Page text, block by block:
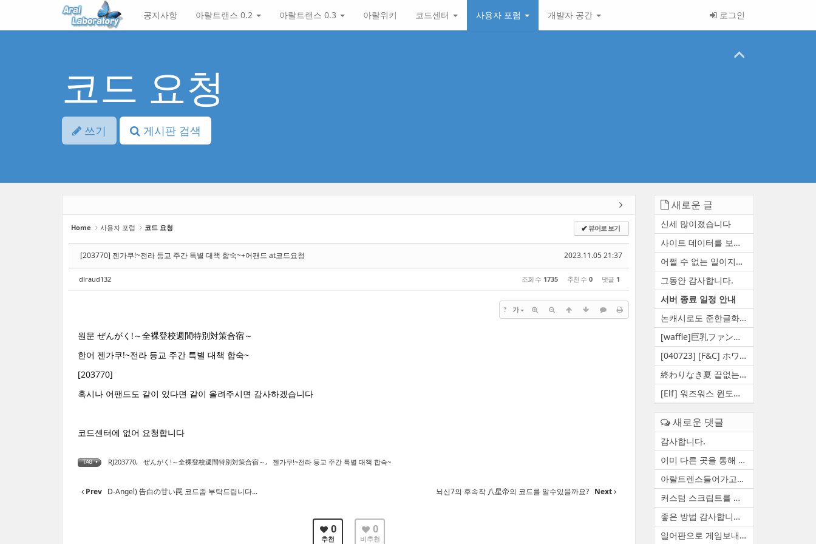
바
메
뉴
토
공지사항 아랄트랜스 0.2 아랄트랜스 0.3 아랄위키 코드센터 사용자 포럼 개발자 공간 로그인
코드 요청
쓰기 게시판 검색
Home 사용자 포럼 코드 요청 ✔뷰어로 보기
2023.11.05 21:37
[203770] 젠가쿠!~전라 등교 주간 특별 대책 합숙~+어팬드 at코드요청
dlraud132 조회 수 1735 추천 수 0 댓글 1
? 가
원문 ぜんがく!～全裸登校週間特別対策合宿～
한어 젠가쿠!~전라 등교 주간 특별 대책 합숙~
[203770]
혹시나 어팬드도 같이 있다면 같이 올려주시면 감사하겠습니다
코드센터에 없어 요청합니다
TAG • RJ203770, ぜんがく!～全裸登校週間特別対策合宿～, 젠가쿠!~전라 등교 주간 특별 대책 합숙~
Prev D-Angel) 告白の甘い罠 코드좀 부탁드립니다... 뇌신7의 후속작 八星帝의 코드를 알수있을까요? Next
0
추천
0
비추천
새로운 글
신세 많이졌습니다
사이트 데이터를 보존하거나 ...
어쩔 수 없는 일이지만 참 아...
그동안 감사합니다.
서버 종료 일정 안내
논캐시로도 준한글화 만들 수 ...
[waffle]巨乳ファンタジー5 王...
[040723] [F&C] ホワイト...
終わりなき夏 끝없는여름 영원...
[Elf] 워즈워스 윈도우 10 대...
새로운 댓글
감사합니다.
이미 다른 곳을 통해 자료 백...
아랄트렌스들어가고요 함수하...
커스텀 스크립트를 정상적으로...
좋은 방법 감사합니다. 한번 ...
일어판으로 게임보내줄수있습니다